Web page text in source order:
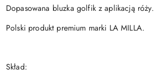
Dopasowana bluzka golfik z aplikacją róży.
Polski produkt premium marki LA MILLA.
Skład: